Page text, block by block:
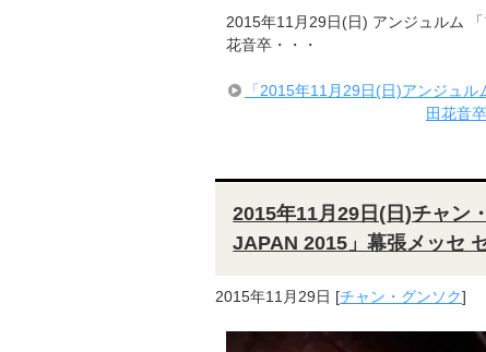
2015年11月29日(日) アンジュルム
花音卒・・・
「2015年11月29日(日)アンジュ
田花音
2015年11月29日(日)チャン
JAPAN 2015」幕張メッセ
2015年11月29日 [チャン・グンソク]